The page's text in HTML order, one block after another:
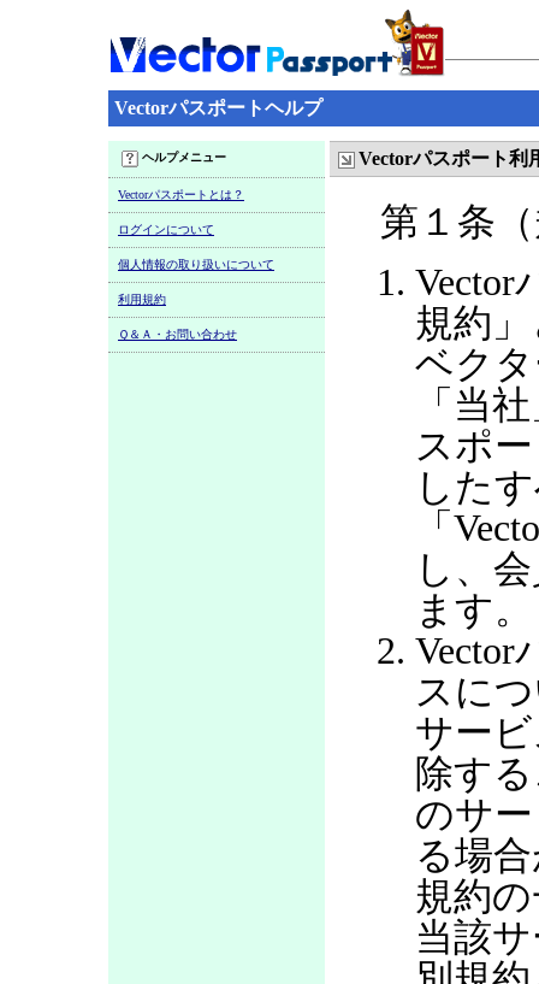
Vectorパスポートヘルプ
ヘルプメニュー
Vectorパスポートとは？
ログインについて
個人情報の取り扱いについて
利用規約
Ｑ＆Ａ・お問い合わせ
Vectorパスポート利
第１条
Vector
規約
ベク
「当
スポ
した
「
し、
ます。
Vector
スに
サー
除す
のサ
る場
規約
当該